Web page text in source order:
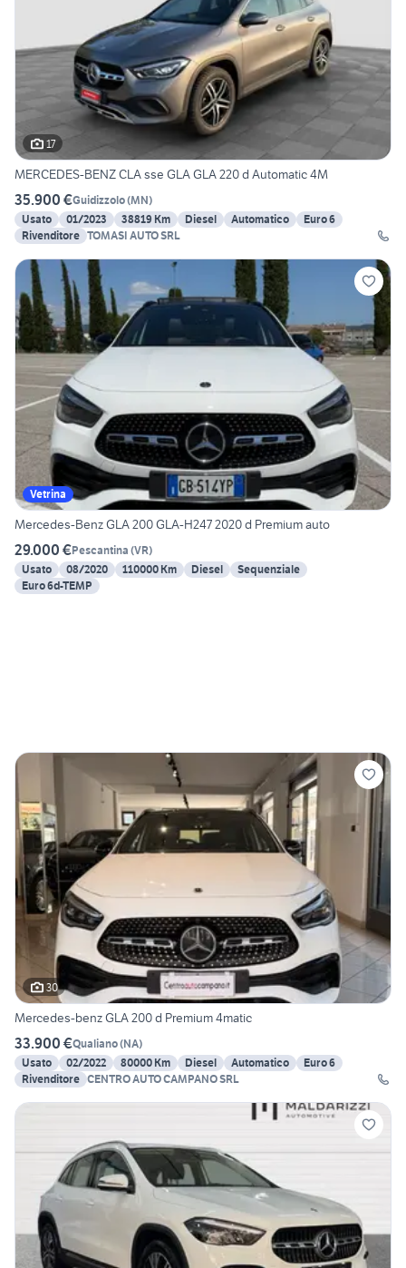
17
MERCEDES-BENZ CLA sse GLA GLA 220 d Automatic 4M
35.900 €Guidizzolo(MN)
Usato
01/2023 38819 Km Diesel Automatico
Euro 6
Rivenditore TOMASI AUTO SRL
Vetrina
Mercedes-Benz GLA 200 GLA-H247 2020 d Premium auto
29.000 €Pescantina (VR)
Usato
08/2020 110000 Km Diesel
Sequenziale
Euro 6d-TEMP
30
Mercedes-benz GLA 200 d Premium 4matic
33.900 €Qualiano(NA)
Usato
02/2022 80000 Km Diesel Automatico
Euro 6
Rivenditore CENTRO AUTO CAMPANO SRL